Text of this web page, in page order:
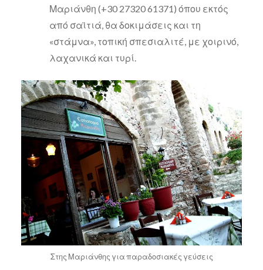
Μαριάνθη (+30 27320 61371) όπου εκτός
από σαϊτιά, θα δοκιμάσεις και τη
«στάμνα», τοπική σπεσιαλιτέ, με χοιρινό,
λαχανικά και τυρί.
Στης Μαριάνθης για παραδοσιακές γεύσεις